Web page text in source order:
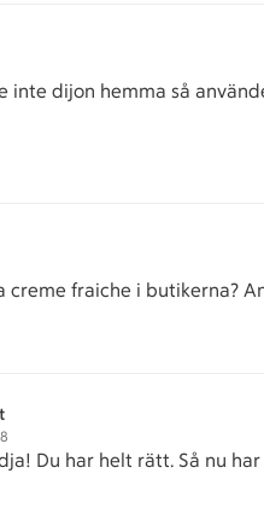
inte dijon hemma så
creme fraiche i butikerna?
Du har helt rätt. Så nu